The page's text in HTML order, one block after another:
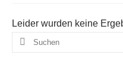
Leider wurden keine
Suchen
nach: